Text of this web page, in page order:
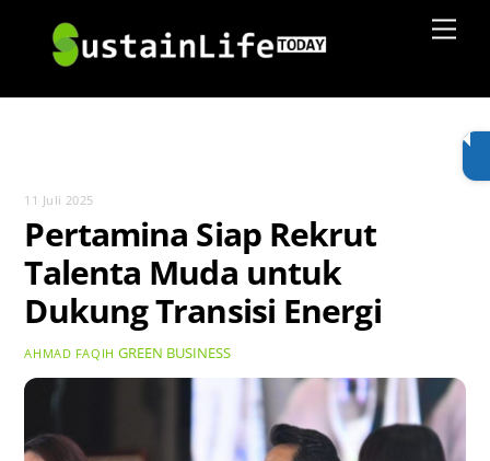
content
11 Juli 2025
Pertamina Siap Rekrut
Talenta Muda untuk
Dukung Transisi Energi
AHMAD FAQIH GREEN BUSINESS